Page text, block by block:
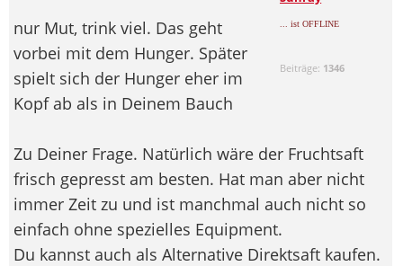
... ist OFFLINE
Beiträge: 1346
nur Mut, trink viel. Das geht
vorbei mit dem Hunger. Später
spielt sich der Hunger eher im
Kopf ab als in Deinem Bauch
Zu Deiner Frage. Natürlich wäre der Fruchtsaft
frisch gepresst am besten. Hat man aber nicht
immer Zeit zu und ist manchmal auch nicht so
einfach ohne spezielles Equipment.
Du kannst auch als Alternative Direktsaft kaufen.